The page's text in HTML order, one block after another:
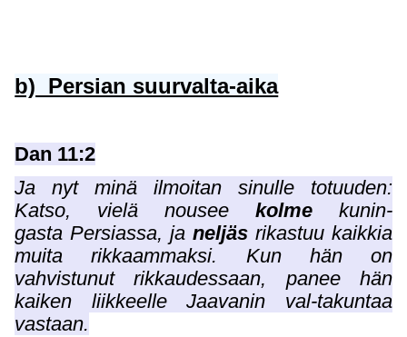
b) Persian suurvalta-aika
Dan 11:2
Ja nyt minä ilmoitan sinulle totuuden:
Katso, vielä nousee kolmekunin-
gasta Persiassa, ja neljäsrikastuu kaikkia
muita rikkaammaksi. Kun hän on
vahvistunut rikkaudessaan, panee hän
kaiken liikkeelle Jaavanin val-takuntaa
vastaan.